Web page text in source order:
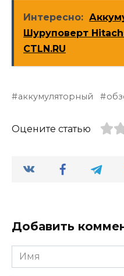
Интересно:
Шуруповерт
CTLN.RU
аккумуляторный
Оцените статью
Добавить
Имя
*